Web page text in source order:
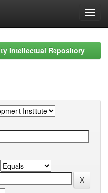
Intellectual Repository